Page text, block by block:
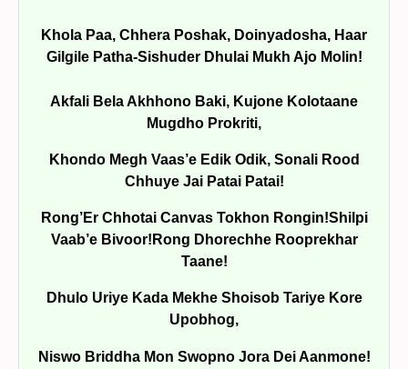
Khola Paa, Chhera Poshak, Doinyadosha, Haar
Gilgile Patha-Sishuder Dhulai Mukh Ajo Molin!
Akfali Bela Akhhono Baki, Kujone Kolotaane
Mugdho Prokriti,
Khondo Megh Vaas’e Edik Odik, Sonali Rood
Chhuye Jai Patai Patai!
Rong’Er Chhotai Canvas Tokhon Rongin!Shilpi
Vaab’e Bivoor!Rong Dhorechhe Rooprekhar
Taane!
Dhulo Uriye Kada Mekhe Shoisob Tariye Kore
Upobhog,
Niswo Briddha Mon Swopno Jora Dei Aanmone!